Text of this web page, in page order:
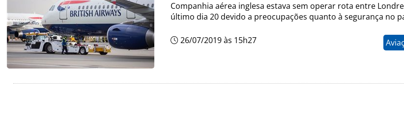
Companhia aérea inglesa estava sem operar rota entre
último dia 20 devido a preocupações quanto à segurança no
26/07/2019 às 15h27